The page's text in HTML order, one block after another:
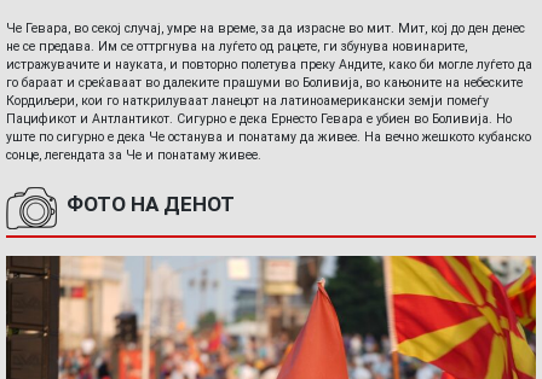
Че Гевара, во секој случај, умре на време, за да израсне во мит. Мит, кој до ден денес
не се предава. Им се оттргнува на луѓето од рацете, ги збунува новинарите,
истражувачите и науката, и повторно полетува преку Андите, како би могле луѓето да
го бараат и среќаваат во далеките прашуми во Боливија, во кањоните на небеските
Кордиљери, кои го наткрилуваат ланецот на латиноамерикански земји помеѓу
Пацификот и Антлантикот. Сигурно е дека Ернесто Гевара е убиен во Боливија. Но
уште по сигурно е дека Че останува и понатаму да живее. На вечно жешкото кубанско
сонце, легендата за Че и понатаму живее.
ФОТО НА ДЕНОТ